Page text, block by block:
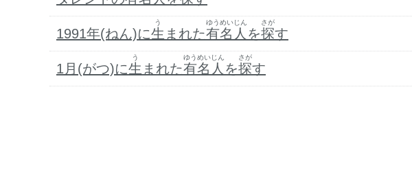
1991年(ねん)に生
う
まれた有名人
ゆうめいじん
を探
さが
す
1月(がつ)に生
う
まれた有名人
ゆうめいじん
を探
さが
す